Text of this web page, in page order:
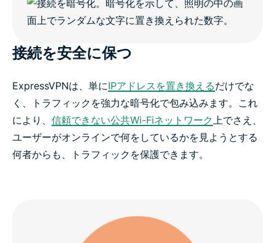
接続を安全に保つ
ExpressVPNは、単にIPアドレスを置き換えるだけでな
く、トラフィックを強力な暗号化で包み込みます。これ
により、 信頼できない公共Wi-Fiネットワーク上でさえ、
ユーザーがオンラインで何をしているかを見ようとする
何者からも、トラフィックを保護できます。